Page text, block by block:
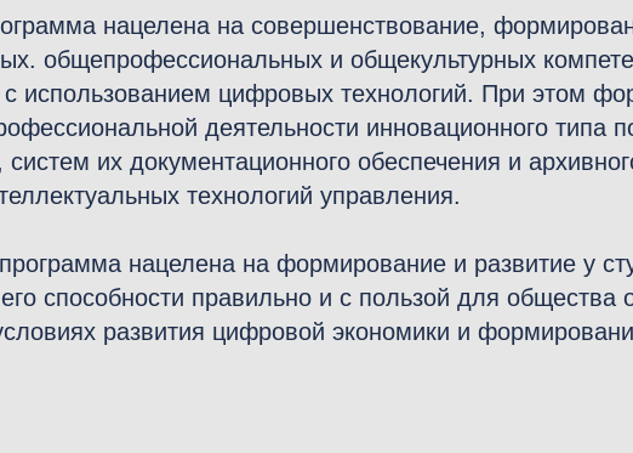
нацелена на совершенствование,
общепрофессиональных и общекультурных
использованием цифровых технологий. При этом
деятельности инновационного типа
их документационного обеспечения и
технологий управления.
нацелена на формирование и развитие у
способности правильно и с пользой для
развития цифровой экономики и